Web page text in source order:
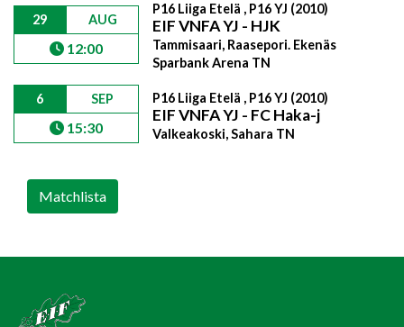
29 AUG
12:00
P16 Liiga Etelä , P16 YJ (2010)
EIF VNFA YJ - HJK
Tammisaari, Raasepori. Ekenäs
Sparbank Arena TN
6 SEP
15:30
P16 Liiga Etelä , P16 YJ (2010)
EIF VNFA YJ - FC Haka-j
Valkeakoski, Sahara TN
Matchlista